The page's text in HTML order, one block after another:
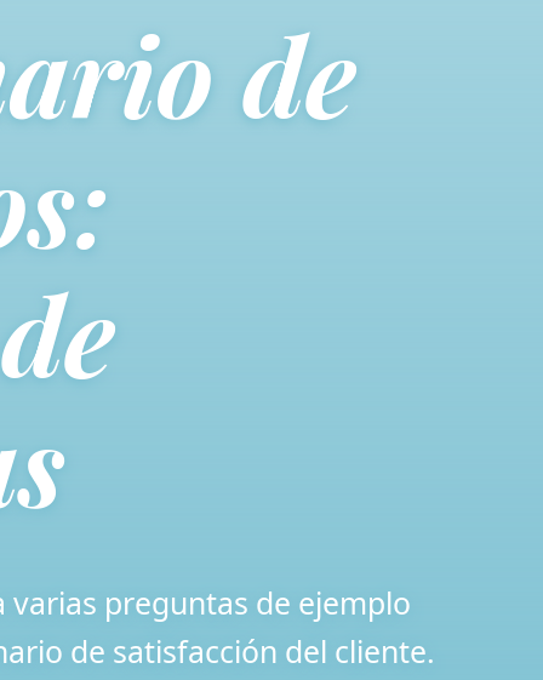
de
preguntas de ejemplo
de satisfacción del cliente.